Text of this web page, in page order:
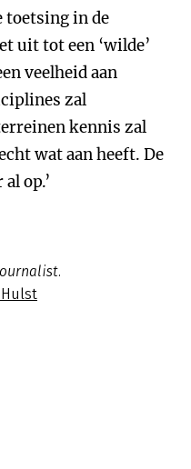
toetsing in de
uit tot een ‘wilde’
veelheid aan
zal
kennis zal
wat aan heeft. De
op.’